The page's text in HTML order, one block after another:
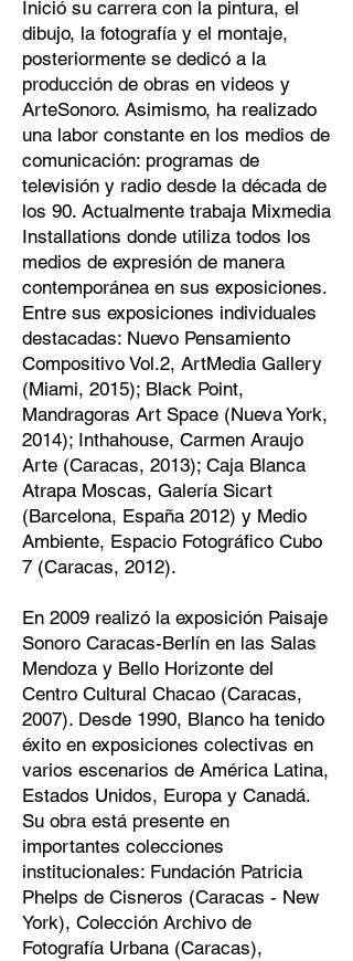
Inició su carrera con la pintura, el
dibujo, la fotografía y el montaje,
posteriormente se dedicó a la
producción de obras en videos y
ArteSonoro. Asimismo, ha realizado
una labor constante en los medios de
comunicación: programas de
televisión y radio desde la década de
los 90. Actualmente trabaja Mixmedia
Installations donde utiliza todos los
medios de expresión de manera
contemporánea en sus exposiciones.
Entre sus exposiciones individuales
destacadas: Nuevo Pensamiento
Compositivo Vol.2, ArtMedia Gallery
(Miami, 2015); Black Point,
Mandragoras Art Space (Nueva York,
2014); Inthahouse, Carmen Araujo
Arte (Caracas, 2013); Caja Blanca
Atrapa Moscas, Galería Sicart
(Barcelona, España 2012) y Medio
Ambiente, Espacio Fotográfico Cubo
7 (Caracas, 2012).
En 2009 realizó la exposición Paisaje
Sonoro Caracas-Berlín en las Salas
Mendoza y Bello Horizonte del
Centro Cultural Chacao (Caracas,
2007). Desde 1990, Blanco ha tenido
éxito en exposiciones colectivas en
varios escenarios de América Latina,
Estados Unidos, Europa y Canadá.
Su obra está presente en
importantes colecciones
institucionales: Fundación Patricia
Phelps de Cisneros (Caracas - New
York), Colección Archivo de
Fotografía Urbana (Caracas),